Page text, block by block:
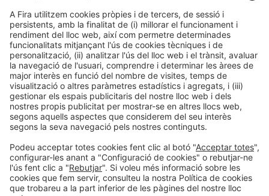
Informació legalAvís legal Política de privacitatPolítica de cookies